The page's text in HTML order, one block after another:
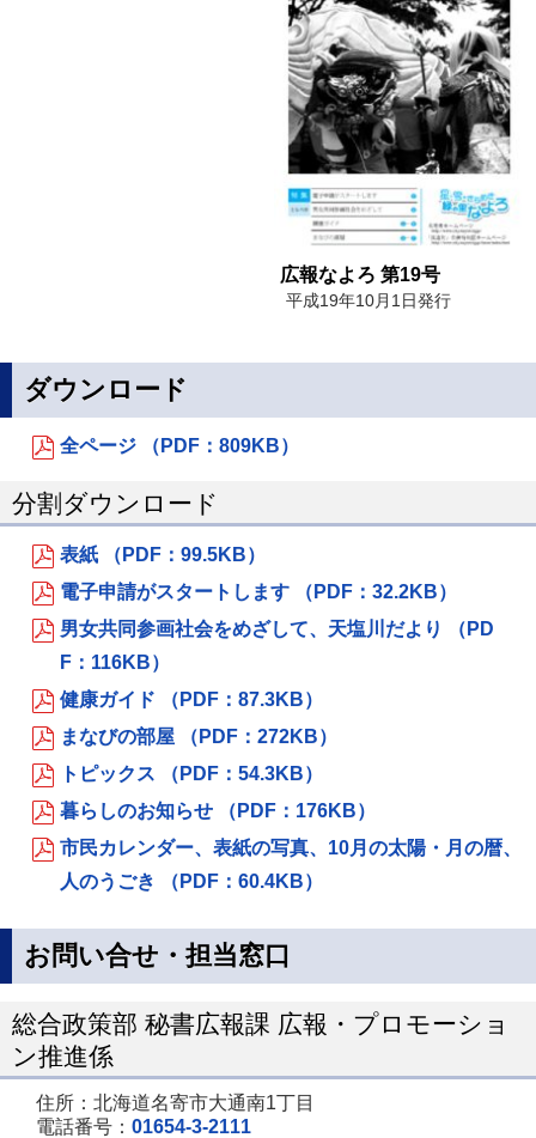
広報なよろ 第19号
平成19年10月1日発行
ダウンロード
全ページ （PDF：809KB）
分割ダウンロード
表紙 （PDF：99.5KB）
電子申請がスタートします （PDF：32.2KB）
男女共同参画社会をめざして、天塩川だより （PD
F：116KB）
健康ガイド （PDF：87.3KB）
まなびの部屋 （PDF：272KB）
トピックス （PDF：54.3KB）
暮らしのお知らせ （PDF：176KB）
市民カレンダー、表紙の写真、10月の太陽・月の暦、
人のうごき （PDF：60.4KB）
お問い合せ・担当窓口
総合政策部 秘書広報課 広報・プロモーショ
ン推進係
住所：北海道名寄市大通南1丁目
電話番号： 01654-3-2111